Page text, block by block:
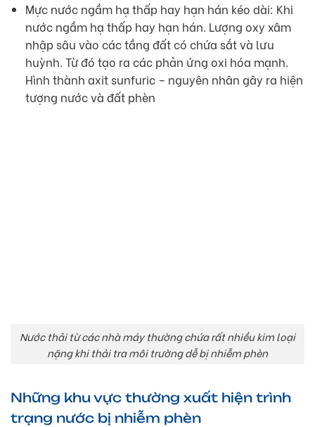
Mực nước ngầm hạ thấp hay hạn hán kéo dài: Khi
nước ngầm hạ thấp hay hạn hán. Lượng oxy xâm
nhập sâu vào các tầng đất có chứa sắt và lưu
huỳnh. Từ đó tạo ra các phản ứng oxi hóa mạnh.
Hình thành axit sunfuric – nguyên nhân gây ra hiện
tượng nước và đất phèn
Nước thải từ các nhà máy thường chứa rất nhiều kim loại
nặng khi thải tra môi trường dễ bị nhiễm phèn
Những khu vực thường xuất hiện trình
trạng nước bị nhiễm phèn